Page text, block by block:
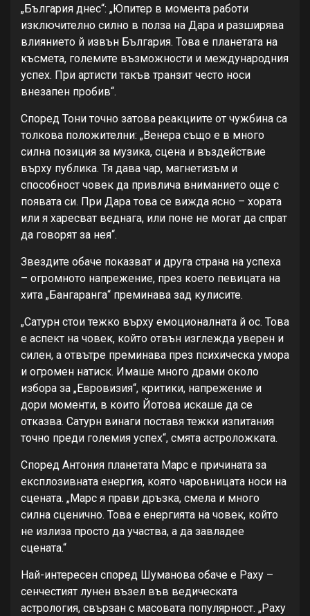
„България днес“: „Юпитер в момента работи
изключително силно в полза на Дара и разширява
влиянието й извън България. Това е планетата на
късмета, големите възможности и международния
успех. При артисти такъв транзит често носи
внезапен пробив“.
Според Тони точно затова реакциите от чужбина са
толкова положителни: „Венера също е в много
силна позиция за музика, сцена и въздействие
върху публика. Тя дава чар, магнетизъм и
способност човек да привлича вниманието още с
появата си. При Дара това се вижда ясно – хората
или я харесват веднага, или поне не могат да спрат
да говорят за нея“.
Звездите обаче показват и друга страна на успеха
– огромното напрежение, през което певицата на
хита „Бангаранга“ преминава зад кулисите.
„Сатурн стои тежко върху емоционалната й ос. Това
е аспект на човек, който отвън изглежда уверен и
силен, а отвътре преминава през психическа умора
и огромен натиск. Имаше много драми около
избора за „Евровизия“, критики, напрежение и
дори моменти, в които Йотова искаше да се
отказва. Сатурн винаги поставя тежки изпитания
точно преди големия успех“, смята астроложката.
Според Антония планетата Марс е причината за
експлозивната енергия, която чаровницата носи на
сцената. „Марс я прави дръзка, смела и много
силна сценично. Това е енергията на човек, който
не излиза просто да участва, а да завладее
сцената.“
Най-интересен според Шуманова обаче е Раху –
сенчестият лунен възел във ведическата
астрология, свързан с масовата популярност. „Раху